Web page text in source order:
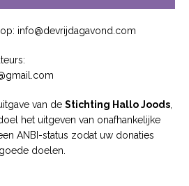
info@devrijdagavond.com
van de Stichting Hallo Joods
het uitgeven van onafhankelijke
ANBI-status zodat uw donaties
doelen.